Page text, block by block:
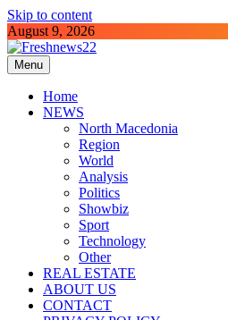
Skip to content
August 9, 2026
Freshnews22
Best News Website in North Macedonia
Menu
Home
NEWS
North Macedonia
Region
World
Analysis
Politics
Showbiz
Sport
Technology
Other
REAL ESTATE
ABOUT US
CONTACT